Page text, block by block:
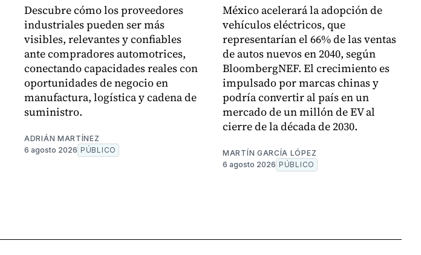
Descubre cómo los proveedores
industriales pueden ser más
visibles, relevantes y confiables
ante compradores automotrices,
conectando capacidades reales con
oportunidades de negocio en
manufactura, logística y cadena de
suministro.
ADRIÁN MARTÍNEZ
6 agosto 2026 PÚBLICO
México acelerará la adopción de
vehículos eléctricos, que
representarían el 66% de las ventas
de autos nuevos en 2040, según
BloombergNEF. El crecimiento es
impulsado por marcas chinas y
podría convertir al país en un
mercado de un millón de EV al
cierre de la década de 2030.
MARTÍN GARCÍA LÓPEZ
6 agosto 2026 PÚBLICO